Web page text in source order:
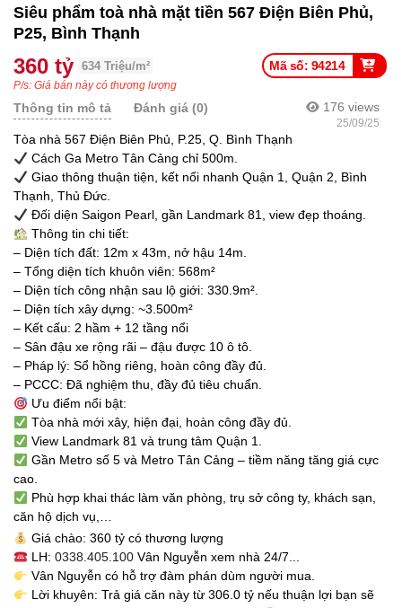
Siêu phẩm toà nhà mặt tiền 567 Điện Biên Phủ,
P25, Bình Thạnh
Mã số: 94214
360 tỷ 634 Triệu/m²
P/s: Giá bán này có thương lượng
176 views
25/09/25
Thông tin mô tả Đánh giá (0)
Tòa nhà 567 Điện Biên Phủ, P.25, Q. Bình Thạnh
Cách Ga Metro Tân Cảng chỉ 500m.
Giao thông thuận tiện, kết nối nhanh Quận 1, Quận 2, Bình
Thạnh, Thủ Đức.
Đối diện Saigon Pearl, gần Landmark 81, view đẹp thoáng.
Thông tin chi tiết:
– Diện tích đất: 12m x 43m, nở hậu 14m.
– Tổng diện tích khuôn viên: 568m²
– Diện tích công nhận sau lộ giới: 330.9m².
– Diện tích xây dựng: ~3.500m²
– Kết cấu: 2 hầm + 12 tầng nổi
– Sân đậu xe rộng rãi – đậu được 10 ô tô.
– Pháp lý: Sổ hồng riêng, hoàn công đầy đủ.
– PCCC: Đã nghiệm thu, đầy đủ tiêu chuẩn.
Ưu điểm nổi bật:
Tòa nhà mới xây, hiện đại, hoàn công đầy đủ.
View Landmark 81 và trung tâm Quận 1.
Gần Metro số 5 và Metro Tân Cảng – tiềm năng tăng giá cực
cao.
Phù hợp khai thác làm văn phòng, trụ sở công ty, khách sạn,
căn hộ dịch vụ,…
Giá chào: 360 tỷ có thương lượng
LH: 0338.405.100Vân Nguyễn xem nhà 24/7...
Vân Nguyễn có hỗ trợ đàm phán dùm người mua.
Lời khuyên: Trả giá căn này từ 306.0 tỷ nếu thuận lợi bạn sẽ